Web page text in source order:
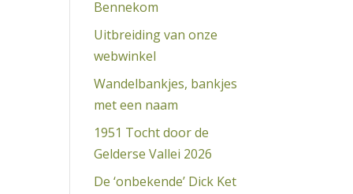
Bennekom
Uitbreiding van onze
webwinkel
Wandelbankjes, bankjes
met een naam
1951 Tocht door de
Gelderse Vallei 2026
De ‘onbekende’ Dick Ket